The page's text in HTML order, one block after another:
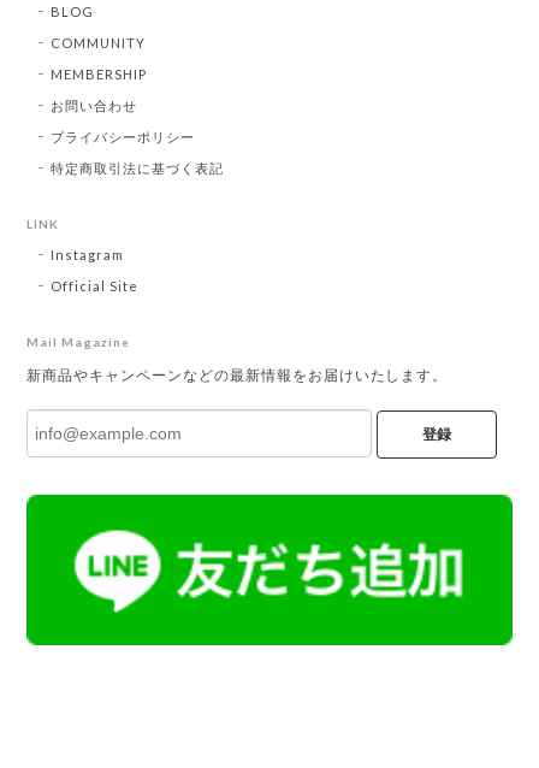
BLOG
COMMUNITY
MEMBERSHIP
お問い合わせ
プライバシーポリシー
特定商取引法に基づく表記
LINK
Instagram
Official Site
Mail Magazine
新商品やキャンペーンなどの最新情報をお届けいたします。
登録